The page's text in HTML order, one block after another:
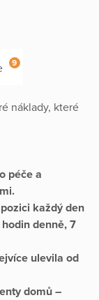
9
náklady, které
péče a
každý den
denně, 7
ulevila od
domů –